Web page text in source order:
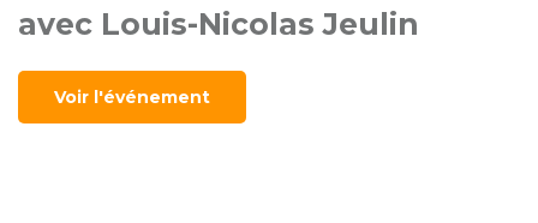
avec Louis-Nicolas Jeulin
Voir l'événement